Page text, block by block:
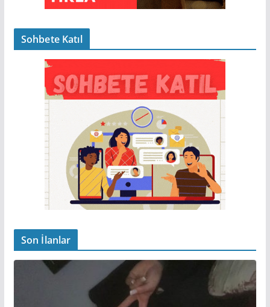
Sohbete Katıl
Son İlanlar